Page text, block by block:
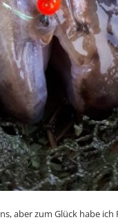
aber zum Glück habe